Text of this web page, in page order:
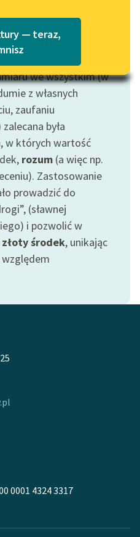
Katalog w formacie PDF
— teraz,
we wszystkim (w
z własnych
zaufaniu
była
w których wartość
rozum (a więc np.
Zastosowanie
prowadzić do
(sławnej
i pozwolić w
złoty środek, unikając
0001 4324 3317